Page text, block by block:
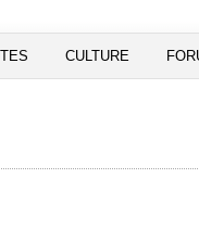
CULTURE